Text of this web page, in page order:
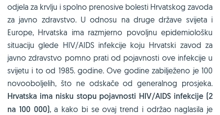
odjela za krvlju i spolno prenosive bolesti Hrvatskog zavoda
za javno zdravstvo. U odnosu na druge države svijeta i
Europe, Hrvatska ima razmjerno povoljnu epidemiološku
situaciju glede HIV/AIDS infekcije koju Hrvatski zavod za
javno zdravstvo pomno prati od pojavnosti ove infekcije u
svijetu i to od 1985. godine. Ove godine zabilježeno je 100
novooboljelih, što ne odskače od generalnog prosjeka.
Hrvatska ima nisku stopu pojavnosti HIV/AIDS infekcije (2
na 100 000), a kako bi se ovaj trend i održao naglasila je